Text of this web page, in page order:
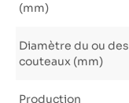
(mm)
Diamètre du ou des
couteaux (mm)
Production